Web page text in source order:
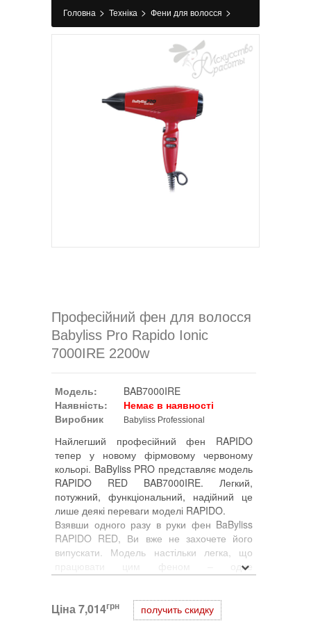
Головна > Техніка > Фени для волосся >
Професійний фен для волосся Babyliss Pro
Rapido Ionic 7000IRE 2200w
Професійний фен для волосся
Babyliss Pro Rapido Ionic
7000IRE 2200w
Модель:
BAB7000IRE
Наявність:
Немає в наявності
Виробник
Babyliss Professional
Найлегший професійний фен RAPIDO
тепер у новому фірмовому червоному
кольорі. BaByliss PRO представляє модель
RAPIDO RED BAB7000IRE. Легкий,
потужний, функціональний, надійний це
лише деякі переваги моделі RAPIDO.
Взявши одного разу в руки фен BaByliss
RAPIDO RED, Ви вже не захочете його
випускати. Модель настільки легка, що
працювати цим феном – одне
задоволення. Всі погані відчуття та болі в
стилістів, працюючи з важким феном – про
Ціна7,014грн получить скидку